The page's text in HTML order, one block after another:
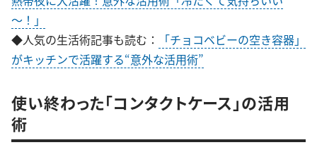
～！」
◆人気の生活術記事も読む：
「チョコベビーの空き容器」
がキッチンで活躍する“意外な活用術”
使い終わった「コンタクトケース」の活用
術